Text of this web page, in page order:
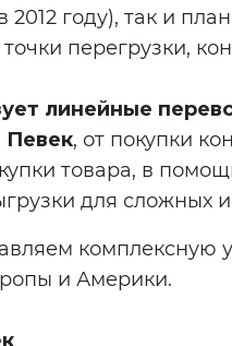
году), так и
перегрузки,
линейные
Певек, от покупки
товара, в
для сложных
комплексную
и Америки.